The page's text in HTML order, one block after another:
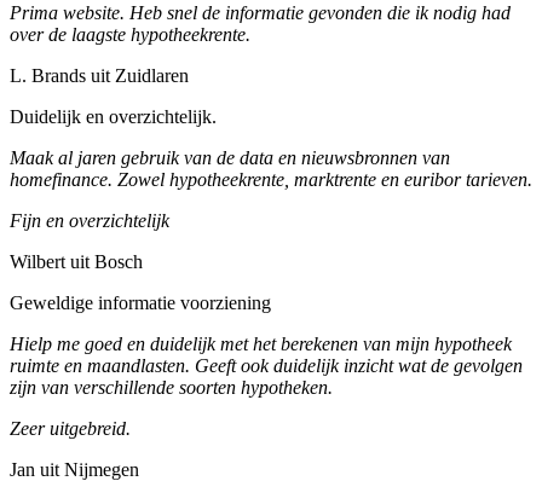
Prima website. Heb snel de informatie gevonden die ik nodig had
over de laagste hypotheekrente.
L. Brands uit Zuidlaren
Duidelijk en overzichtelijk.
Maak al jaren gebruik van de data en nieuwsbronnen van
homefinance. Zowel hypotheekrente, marktrente en euribor tarieven.
Fijn en overzichtelijk
Wilbert uit Bosch
Geweldige informatie voorziening
Hielp me goed en duidelijk met het berekenen van mijn hypotheek
ruimte en maandlasten. Geeft ook duidelijk inzicht wat de gevolgen
zijn van verschillende soorten hypotheken.
Zeer uitgebreid.
Jan uit Nijmegen